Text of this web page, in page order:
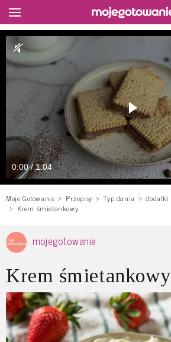
0:00 / 1:04
Moje Gotowanie Przepisy Typ dania dodatki
Krem śmietankowy
mojegotowanie
Krem śmietankowy